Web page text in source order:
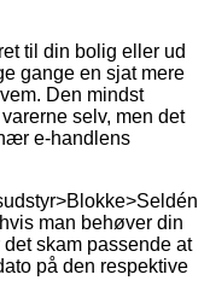
til din bolig eller ud
gange en sjat mere
Den mindst
selv, men det
e-handlens
man behøver din
skam passende at
på den respektive